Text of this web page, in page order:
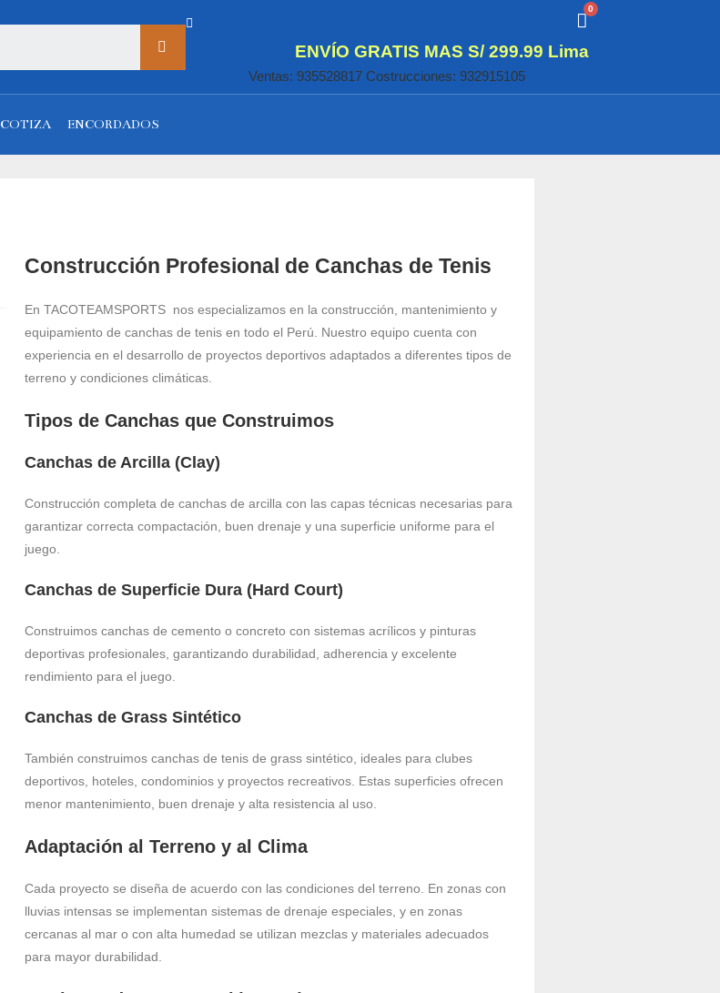
ENVÍO GRATIS MAS S/ 299.99 Lima
Ventas: 935528817 Costrucciones: 932915105
COTIZA ENCORDADOS
Construcción Profesional de Canchas de Tenis
En TACOTEAMSPORTS nos especializamos en la construcción, mantenimiento y
equipamiento de canchas de tenis en todo el Perú. Nuestro equipo cuenta con
experiencia en el desarrollo de proyectos deportivos adaptados a diferentes tipos de
terreno y condiciones climáticas.
Tipos de Canchas que Construimos
Canchas de Arcilla (Clay)
Construcción completa de canchas de arcilla con las capas técnicas necesarias para
garantizar correcta compactación, buen drenaje y una superficie uniforme para el
juego.
Canchas de Superficie Dura (Hard Court)
Construimos canchas de cemento o concreto con sistemas acrílicos y pinturas
deportivas profesionales, garantizando durabilidad, adherencia y excelente
rendimiento para el juego.
Canchas de Grass Sintético
También construimos canchas de tenis de grass sintético, ideales para clubes
deportivos, hoteles, condominios y proyectos recreativos. Estas superficies ofrecen
menor mantenimiento, buen drenaje y alta resistencia al uso.
Adaptación al Terreno y al Clima
Cada proyecto se diseña de acuerdo con las condiciones del terreno. En zonas con
lluvias intensas se implementan sistemas de drenaje especiales, y en zonas
cercanas al mar o con alta humedad se utilizan mezclas y materiales adecuados
para mayor durabilidad.